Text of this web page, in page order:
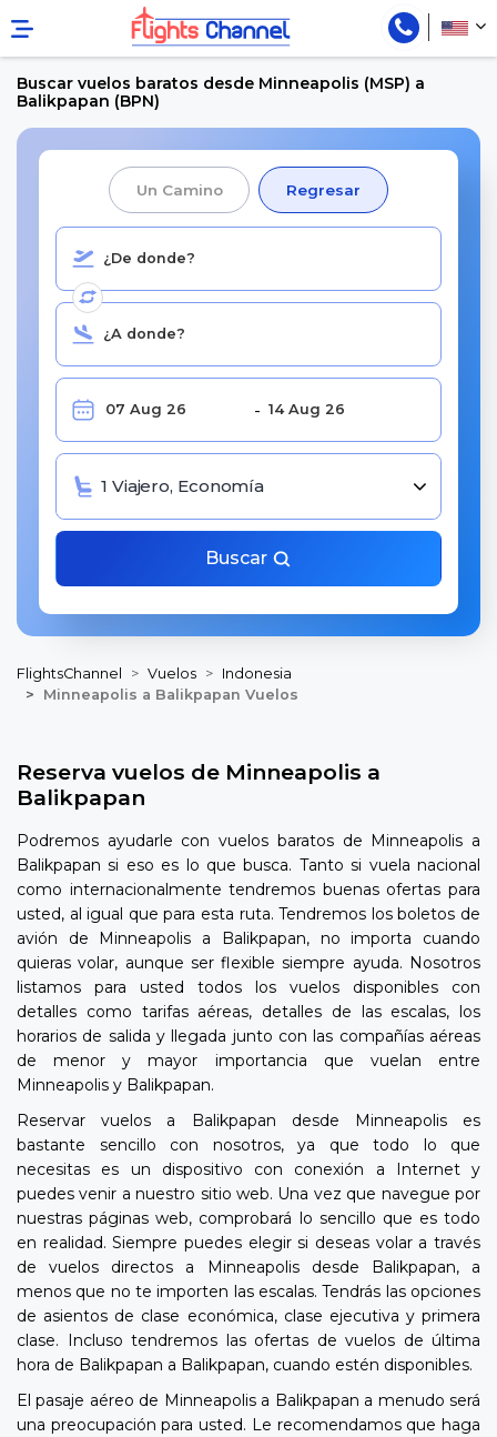
Buscar vuelos baratos desde Minneapolis (MSP) a
Balikpapan (BPN)
Un Camino Regresar
1 Viajero, Economía
Buscar
FlightsChannel Vuelos
Indonesia
Minneapolis a Balikpapan Vuelos
Reserva vuelos de Minneapolis a
Balikpapan
Podremos ayudarle con vuelos baratos de Minneapolis a
Balikpapan si eso es lo que busca. Tanto si vuela nacional
como internacionalmente tendremos buenas ofertas para
usted, al igual que para esta ruta. Tendremos los boletos de
avión de Minneapolis a Balikpapan, no importa cuando
quieras volar, aunque ser flexible siempre ayuda. Nosotros
listamos para usted todos los vuelos disponibles con
detalles como tarifas aéreas, detalles de las escalas, los
horarios de salida y llegada junto con las compañías aéreas
de menor y mayor importancia que vuelan entre
Minneapolis y Balikpapan.
Reservar vuelos a Balikpapan desde Minneapolis es
bastante sencillo con nosotros, ya que todo lo que
necesitas es un dispositivo con conexión a Internet y
puedes venir a nuestro sitio web. Una vez que navegue por
nuestras páginas web, comprobará lo sencillo que es todo
en realidad. Siempre puedes elegir si deseas volar a través
de vuelos directos a Minneapolis desde Balikpapan, a
menos que no te importen las escalas. Tendrás las opciones
de asientos de clase económica, clase ejecutiva y primera
clase. Incluso tendremos las ofertas de vuelos de última
hora de Balikpapan a Balikpapan, cuando estén disponibles.
El pasaje aéreo de Minneapolis a Balikpapan a menudo será
una preocupación para usted. Le recomendamos que haga